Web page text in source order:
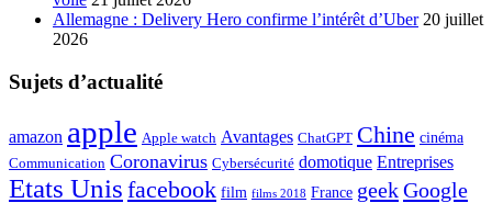
Allemagne : Delivery Hero confirme l’intérêt d’Uber 20 juillet
2026
Sujets d’actualité
amazon apple Apple watch Avantages ChatGPT Chine cinéma
Communication Coronavirus Cybersécurité domotique Entreprises
Etats Unis facebook film films 2018 France geekGoogle